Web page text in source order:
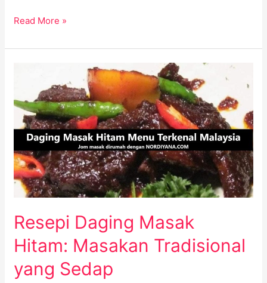
Read More »
Resepi Daging Masak
Hitam: Masakan Tradisional
yang Sedap
Masak
Hitam:
Masakan
Tradisional
yang
Sedap